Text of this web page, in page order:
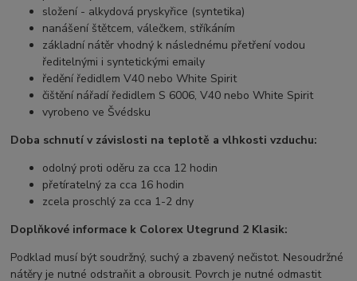
složení - alkydová pryskyřice (syntetika)
nanášení štětcem, válečkem, stříkáním
základní nátěr vhodný k následnému přetření vodou
ředitelnými i syntetickými emaily
ředění ředidlem V40 nebo White Spirit
čištění nářadí ředidlem S 6006, V40 nebo White Spirit
vyrobeno ve Švédsku
Doba schnutí v závislosti na teplotě a vlhkosti vzduchu:
odolný proti oděru za cca 12 hodin
přetíratelný za cca 16 hodin
zcela proschlý za cca 1-2 dny
Doplňkové informace k Colorex Utegrund 2 Klasik:
Podklad musí být soudržný, suchý a zbavený nečistot. Nesoudržné
nátěry je nutné odstraňit a obrousit. Povrch je nutné odmastit